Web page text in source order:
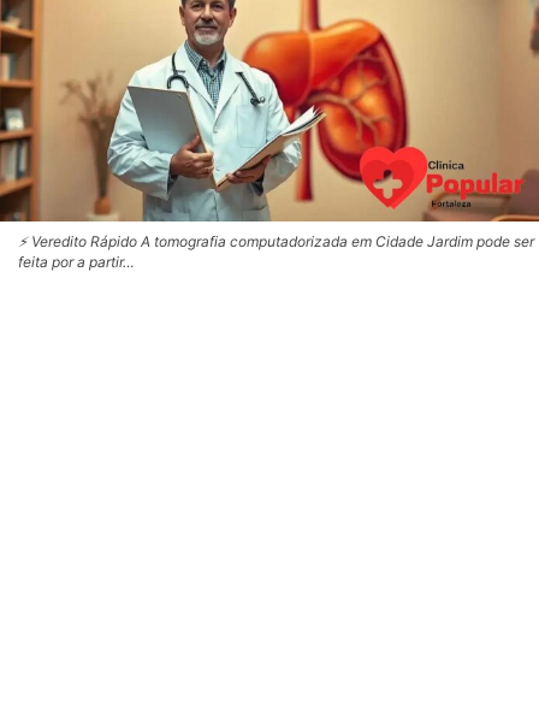
⚡ Veredito Rápido A tomografia computadorizada em Cidade Jardim pode ser
feita por a partir…